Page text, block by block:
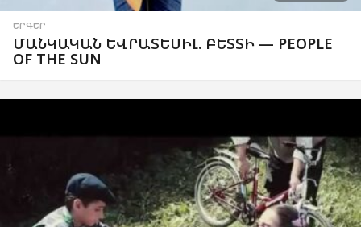
ԵՐԳԵՐ
ՄԱՆԿԱԿԱՆ ԵՎՐԱՏԵՍԻԼ. ԲԵՏՏԻ — PEOPLE
OF THE SUN